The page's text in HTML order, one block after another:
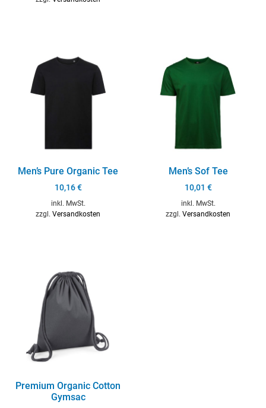
Men’s Pure Organic Tee
10,16€
inkl. MwSt.
zzgl. Versandkosten
Men’s Sof Tee
10,01 €
inkl. MwSt.
zzgl. Versandkosten
Premium Organic Cotton
Gymsac